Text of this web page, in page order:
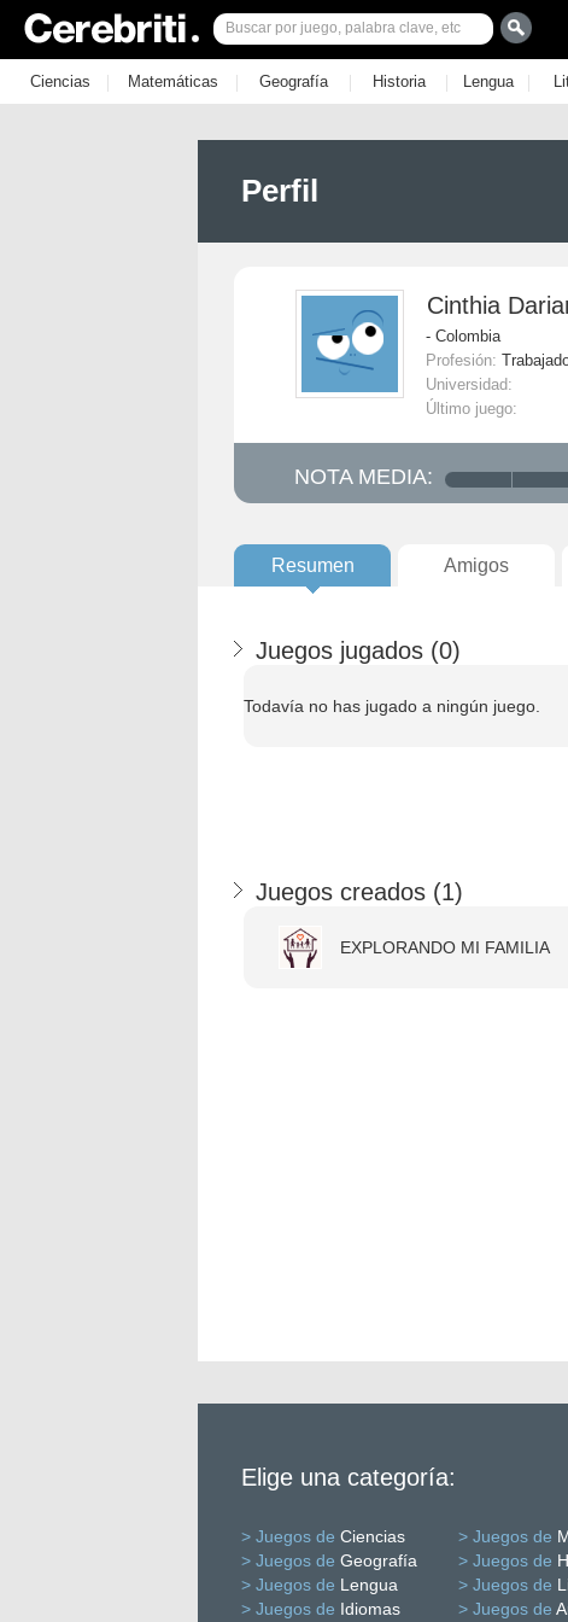
Ciencias | Matemáticas | Geografía | Historia | Lengua |
Perfil
Cinthia
- Colombia
Profesión:
Universidad:
Último juego:
NOTA MEDIA:
Resumen Amigos
Juegos jugados (0)
Todavía no has jugado a ningún juego.
Juegos creados (1)
EXPLORANDO MI FAMILIA
Elige una categoría:
> Juegos de Ciencias > Juegos de
> Juegos de Geografía > Juegos de
> Juegos de Lengua > Juegos de
> Juegos de Idiomas > Juegos de